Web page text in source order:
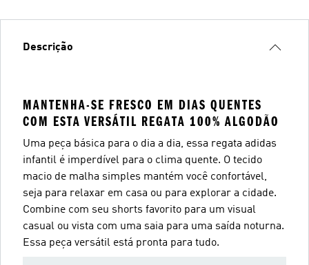
Descrição
MANTENHA-SE FRESCO EM DIAS QUENTES
COM ESTA VERSÁTIL REGATA 100% ALGODÃO
Uma peça básica para o dia a dia, essa regata adidas
infantil é imperdível para o clima quente. O tecido
macio de malha simples mantém você confortável,
seja para relaxar em casa ou para explorar a cidade.
Combine com seu shorts favorito para um visual
casual ou vista com uma saia para uma saída noturna.
Essa peça versátil está pronta para tudo.